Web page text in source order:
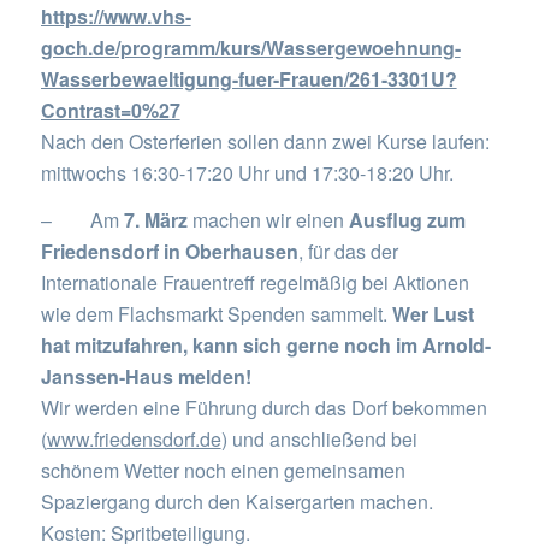
https://www.vhs-
goch.de/programm/kurs/Wassergewoehnung-
Wasserbewaeltigung-fuer-Frauen/261-3301U?
Contrast=0%27
Nach den Osterferien sollen dann zwei Kurse laufen:
mittwochs 16:30-17:20 Uhr und 17:30-18:20 Uhr.
– Am 7. Märzmachen wir einen Ausflug zum
Friedensdorf in Oberhausen, für das der
Internationale Frauentreff regelmäßig bei Aktionen
wie dem Flachsmarkt Spenden sammelt. Wer Lust
hat mitzufahren, kann sich gerne noch im Arnold-
Janssen-Haus melden!
Wir werden eine Führung durch das Dorf bekommen
(www.friedensdorf.de) und anschließend bei
schönem Wetter noch einen gemeinsamen
Spaziergang durch den Kaisergarten machen.
Kosten: Spritbeteiligung.